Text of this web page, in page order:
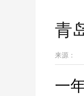
青
来源：
一